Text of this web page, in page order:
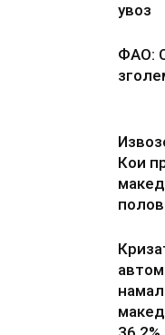
увоз
ФАО:
Кои